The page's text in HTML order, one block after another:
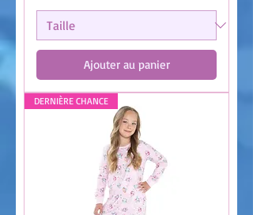
Ajouter au panier
DERNIÈRE CHANCE